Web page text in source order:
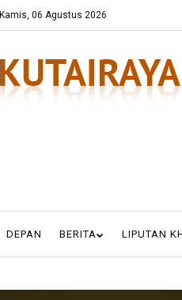
Kamis, 06 Agustus 2026
DEPAN BERITA LIPUTAN